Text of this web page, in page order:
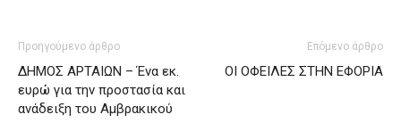
Προηγούμενο άρθρο
ΔΗΜΟΣ ΑΡΤΑΙΩΝ – Ένα εκ.
ευρώ για την προστασία και
ανάδειξη του Αμβρακικού
Επόμενο άρθρο
ΟΙ ΟΦΕΙΛΕΣ ΣΤΗΝ ΕΦΟΡΙΑ